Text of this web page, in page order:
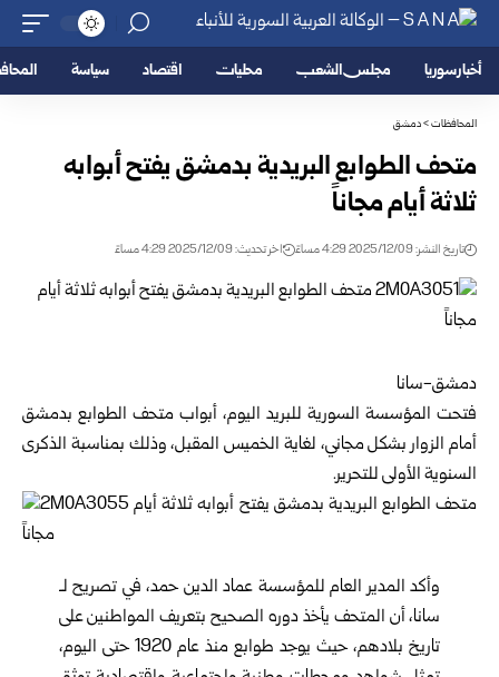
أخبار سوريا مجلس الشعب محليات اقتصاد سياسة
المحافظات>دمشق
متحف الطوابع البريدية بدمشق يفتح أبوابه
ثلاثة أيام مجاناً
تاريخ النشر: 2025/12/09 4:29 مساءً اخر تحديث: 2025/12/09 4:29 مساءً
دمشق-سانا
فتحت المؤسسة السورية للبريد اليوم، أبواب متحف الطوابع بدمشق
أمام الزوار بشكل مجاني، لغاية الخميس المقبل، وذلك بمناسبة الذكرى
السنوية الأولى للتحرير.
وأكد المدير العام للمؤسسة عماد الدين حمد، في تصريح لـ
سانا، أن المتحف يأخذ دوره الصحيح بتعريف المواطنين على
تاريخ بلادهم، حيث يوجد طوابع منذ عام 1920 حتى اليوم،